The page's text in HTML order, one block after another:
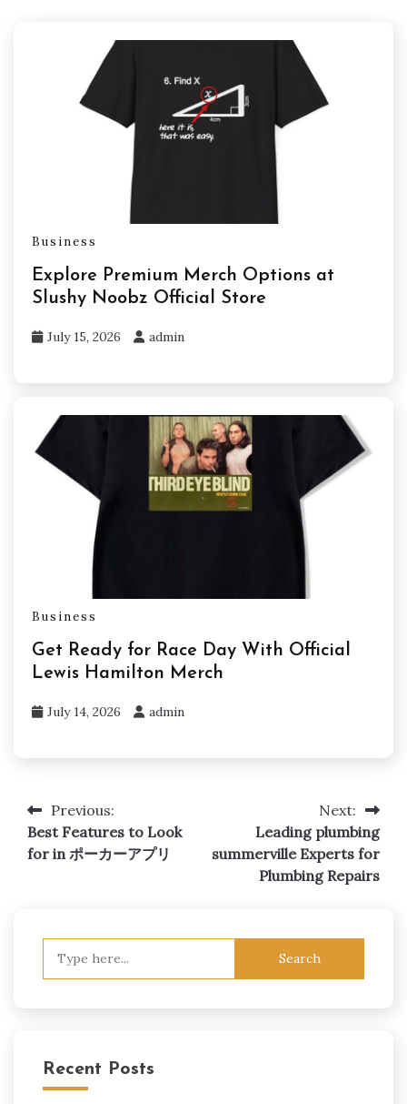
Business
Explore Premium Merch Options at
Slushy Noobz Official Store
July 15, 2026 admin
Business
Get Ready for Race Day With Official
Lewis Hamilton Merch
July 14, 2026 admin
Post
navigation
Previous:
Best Features to Look
for in ポーカーアプリ
Next:
Leading plumbing
summerville Experts for
Plumbing Repairs
Recent Posts